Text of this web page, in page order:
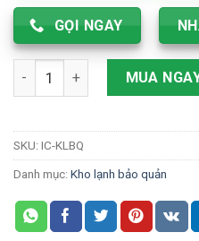
GỌI NGAY
Kho lạnh bảo quản đá viên số
MUA
SKU: IC-KLBQ
Danh mục: Kho lạnh bảo quản